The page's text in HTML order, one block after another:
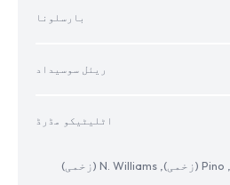
بارسلونا
ریئل سوسیداد
اٹلیٹیکو مڈرڈ